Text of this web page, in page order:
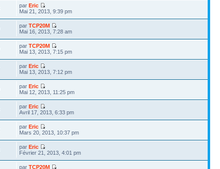
parEric
Mai 21, 2013, 9:39 pm
parTCP20M
Mai 16, 2013, 7:28 am
parTCP20M
Mai 13, 2013, 7:15 pm
parEric
Mai 13, 2013, 7:12 pm
parEric
Mai 12, 2013, 11:25 pm
parEric
Avril 17, 2013, 6:33 pm
parEric
Mars 20, 2013, 10:37 pm
parEric
Février 21, 2013, 4:01 pm
parTCP20M